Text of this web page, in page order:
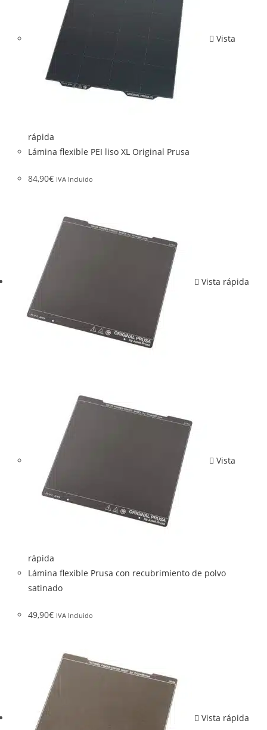
Vista
rápida
Lámina flexible PEI liso XL Original Prusa
84,90€ IVA Incluido
Vista rápida
Vista
rápida
Lámina flexible Prusa con recubrimiento de polvo
satinado
49,90€ IVA Incluido
Vista rápida